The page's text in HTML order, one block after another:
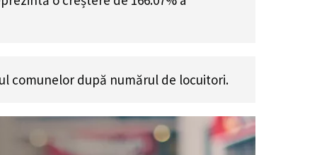
comunelor după numărul de locuitori.